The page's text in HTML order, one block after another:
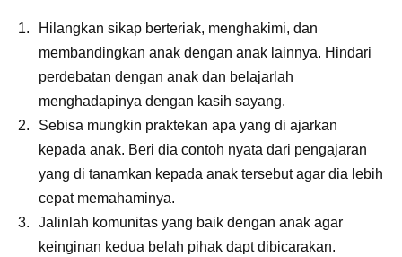
Hilangkan sikap berteriak, menghakimi, dan
membandingkan anak dengan anak lainnya. Hindari
perdebatan dengan anak dan belajarlah
menghadapinya dengan kasih sayang.
Sebisa mungkin praktekan apa yang di ajarkan
kepada anak. Beri dia contoh nyata dari pengajaran
yang di tanamkan kepada anak tersebut agar dia lebih
cepat memahaminya.
Jalinlah komunitas yang baik dengan anak agar
keinginan kedua belah pihak dapt dibicarakan.